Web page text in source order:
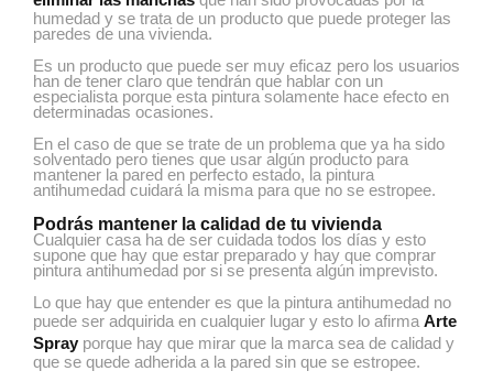
humedad y se trata de un producto que puede proteger las
paredes de una vivienda.
Es un producto que puede ser muy eficaz pero los usuarios
han de tener claro que tendrán que hablar con un
especialista porque esta pintura solamente hace efecto en
determinadas ocasiones.
En el caso de que se trate de un problema que ya ha sido
solventado pero tienes que usar algún producto para
mantener la pared en perfecto estado, la pintura
antihumedad cuidará la misma para que no se estropee.
Podrás mantener la calidad de tu vivienda
Cualquier casa ha de ser cuidada todos los días y esto
supone que hay que estar preparado y hay que comprar
pintura antihumedad por si se presenta algún imprevisto.
Lo que hay que entender es que la pintura antihumedad no
puede ser adquirida en cualquier lugar y esto lo afirma Arte
Spray porque hay que mirar que la marca sea de calidad y
que se quede adherida a la pared sin que se estropee.